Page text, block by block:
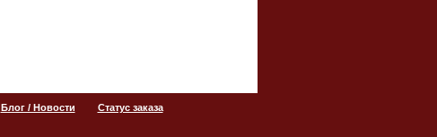
Блог / Новости Статус заказа